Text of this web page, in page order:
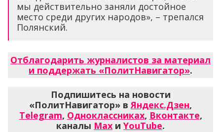
мы действительно заняли достойное
место среди других народов», – трепался
Полянский.
Отблагодарить журналистов за материал
и поддержать «ПолитНавигатор».
Подпишитесь на новости
«ПолитНавигатор» вЯндекс.Дзен,
Telegram, Одноклассниках, Вконтакте,
каналы Max и YouTube.